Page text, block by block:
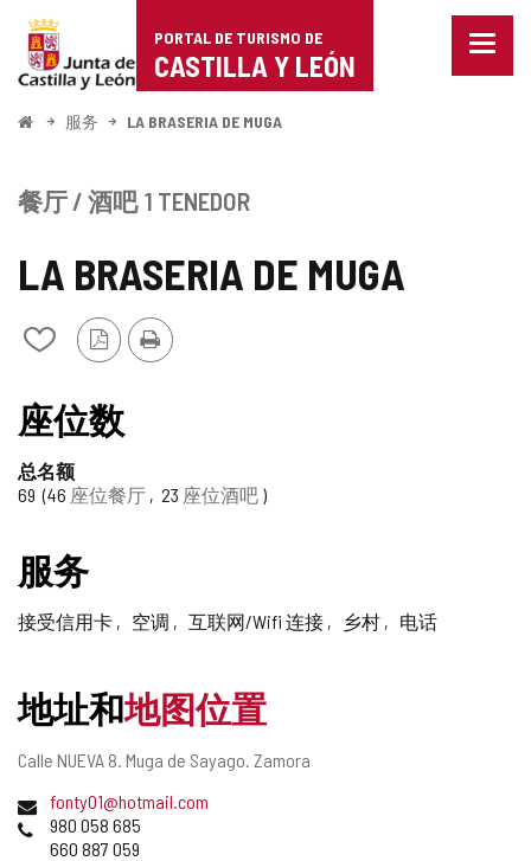
Portal
de
Turismo
Castilla
León
PORTAL DE TURISMO DE
CASTILLA Y LEÓN
菜
开
服务 LA BRASERIA DE MUGA
LA BRASERIA DE MUGA
从
笔
记
中
添
删
除
PDF
版
打
印
TIPO
餐厅 / 酒吧 1 TENEDOR
座位数
总名额
69 46 座位餐厅 23 座位酒吧
服务
接受信用卡 空调 互联网/Wifi 连接 乡村 电话
地址和地图位置
邮
地
址
Calle NUEVA 8. Muga de Sayago. Zamora
电
子
fonty01@hotmail.com
电
980 058 685
660 887 059